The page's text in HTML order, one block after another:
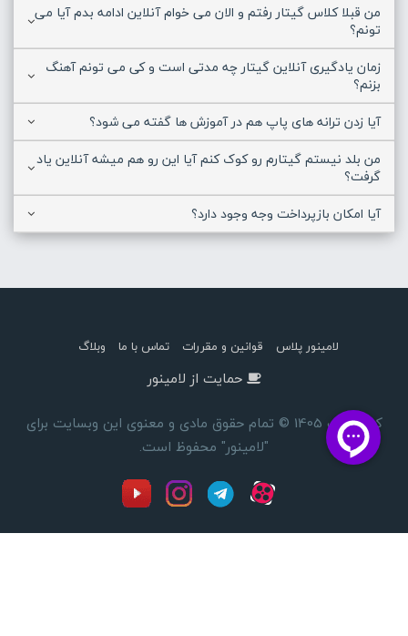
من قبلا کلاس گیتار رفتم و الان می خوام آنلاین ادامه بدم آیا می
تونم؟
زمان یادگیری آنلاین گیتار چه مدتی است و کی می تونم آهنگ
بزنم؟
آیا زدن ترانه های پاپ هم در آموزش ها گفته می شود؟
من بلد نیستم گیتارم رو کوک کنم آیا این رو هم میشه آنلاین یاد
گرفت؟
آیا امکان بازپرداخت وجه وجود دارد؟
لامینور پلاس قوانین و مقررات تماس با ما وبلاگ
حمایت از لامینور
کپی رایت 1405 © تمام حقوق مادی و معنوی این وبسایت برای
"لامینور" محفوظ است.